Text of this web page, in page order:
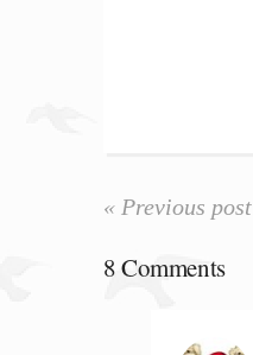
« Previous post
8 Comments